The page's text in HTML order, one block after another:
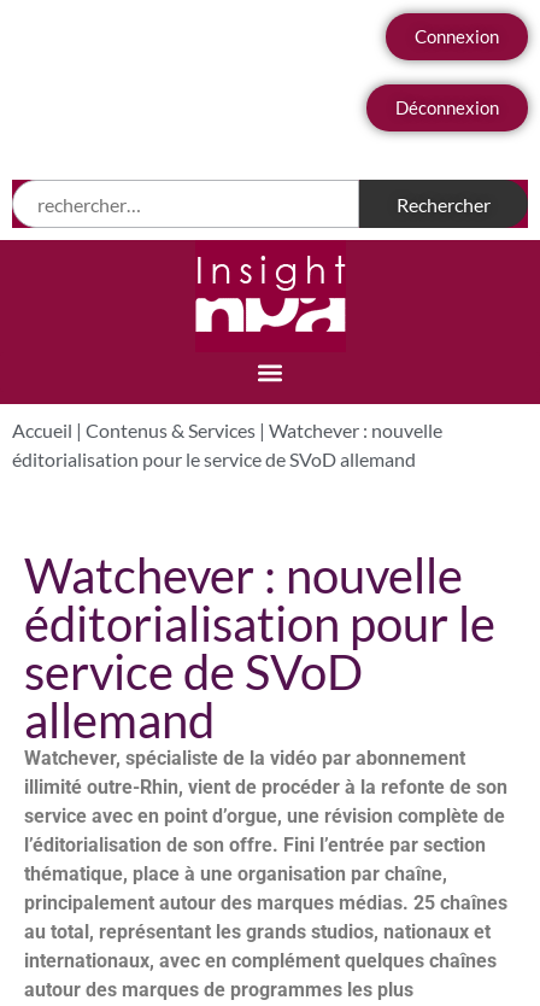
Connexion
Déconnexion
Accueil | Contenus & Services | Watchever : nouvelle
éditorialisation pour le service de SVoD allemand
Watchever : nouvelle
éditorialisation pour le
service de SVoD
allemand
Watchever, spécialiste de la vidéo par abonnement
illimité outre-Rhin, vient de procéder à la refonte de son
service avec en point d’orgue, une révision complète de
l’éditorialisation de son offre. Fini l’entrée par section
thématique, place à une organisation par chaîne,
principalement autour des marques médias. 25 chaînes
au total, représentant les grands studios, nationaux et
internationaux, avec en complément quelques chaînes
autour des marques de programmes les plus